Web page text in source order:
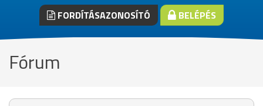
FORDÍTÁSAZONOSÍTÓ BELÉPÉS
Fórum